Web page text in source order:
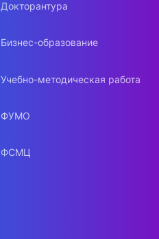
Докторантура
Бизнес-образование
Учебно-методическая работа
ФУМО
ФСМЦ